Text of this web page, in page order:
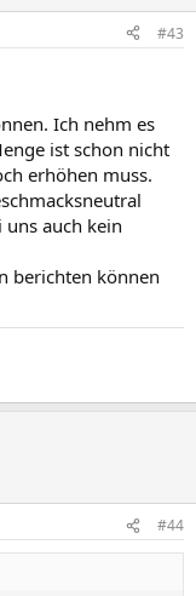
#43
Ich nehm es
ist schon nicht
erhöhen muss.
auch kein
berichten können
#44